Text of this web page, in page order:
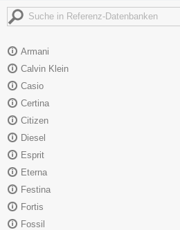
Armani
Calvin Klein
Casio
Certina
Citizen
Diesel
Esprit
Eterna
Festina
Fortis
Fossil